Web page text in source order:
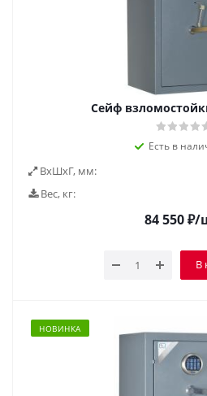
Сейф
Есть в
ВxШxГ, мм:
Вес, кг:
84 550₽/
В
НОВИНКА